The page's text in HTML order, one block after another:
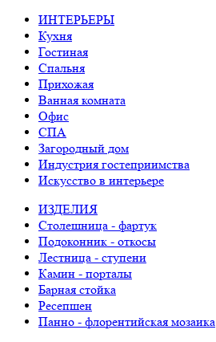
ИНТЕРЬЕРЫ
Кухня
Гостиная
Спальня
Прихожая
Ванная комната
Офис
СПА
Загородный дом
Индустрия гостеприимства
Искусство в интерьере
ИЗДЕЛИЯ
Столешница - фартук
Подоконник - откосы
Лестница - ступени
Камин - порталы
Барная стойка
Ресепшен
Панно - флорентийская мозаика